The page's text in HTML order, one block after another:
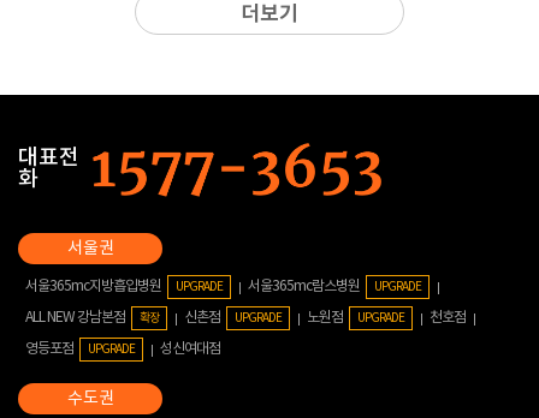
더보기
대표전
화
서울365mc지방흡입병원 UPGRADE 서울365mc람스병원 UPGRADE
ALL NEW 강남본점 확장 신촌점 UPGRADE 노원점 UPGRADE
천호점
영등포점
UPGRADE 성신여대점